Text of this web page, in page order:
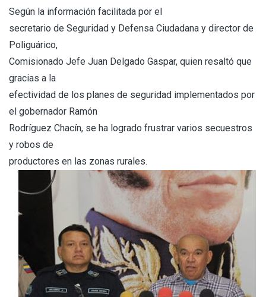
Según la información facilitada por el
secretario de Seguridad y Defensa Ciudadana y director de
Poliguárico,
Comisionado Jefe Juan Delgado Gaspar, quien resaltó que
gracias a la
efectividad de los planes de seguridad implementados por
el gobernador Ramón
Rodríguez Chacín, se ha logrado frustrar varios secuestros
y robos de
productores en las zonas rurales.